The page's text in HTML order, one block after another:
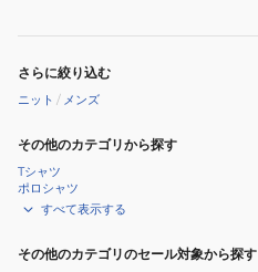
HR25F-
M166
C.GRY
さらに絞り込む
ニット / メンズ
その他のカテゴリから探す
Tシャツ
ポロシャツ
すべて表示する
その他のカテゴリのセール対象から探す